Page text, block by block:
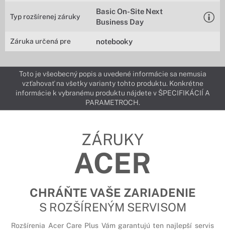
Typ rozšírenej záruky
Basic On-Site Next
Business Day
Záruka určená pre notebooky
Toto je všeobecný popis a uvedené informácie sa nemusia
vzťahovať na všetky varianty tohto produktu. Konkrétne
informácie k vybranému produktu nájdete v ŠPECIFIKÁCIÍ A
PARAMETROCH.
ZÁRUKY
ACER
CHRÁŇTE VAŠE ZARIADENIE
S ROZŠÍRENÝM SERVISOM
Rozšírenia Acer Care Plus Vám garantujú ten najlepší servis